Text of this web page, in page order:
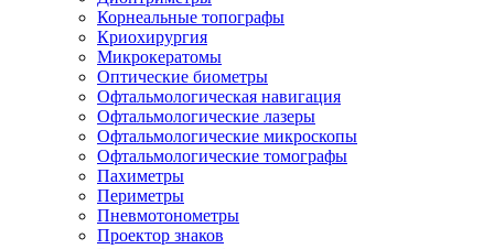
Корнеальные топографы
Криохирургия
Микрокератомы
Оптические биометры
Офтальмологическая навигация
Офтальмологические лазеры
Офтальмологические микроскопы
Офтальмологические томографы
Пахиметры
Периметры
Пневмотонометры
Проектор знаков